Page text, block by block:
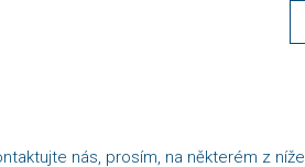
nás, prosím, na některém z níže